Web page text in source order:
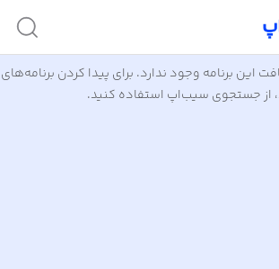
این برنامه وجود ندارد. برای پیدا کردن برنامه‌های
از جستجوی سیب‌اپ استفاده کنید.